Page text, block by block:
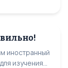
иностранный
изучения...